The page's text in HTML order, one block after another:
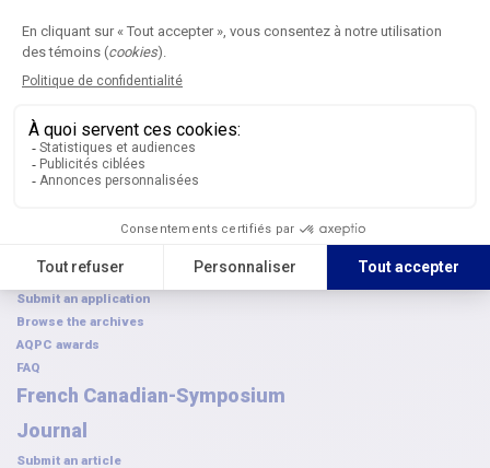
Our newsletter
Subscribe
Home
Annual Symposium
Become a partner
Submit an application
Browse the archives
AQPC awards
FAQ
French Canadian-Symposium
Journal
Submit an article